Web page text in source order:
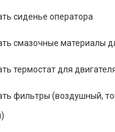
сиденье оператора
смазочные материалы
термостат для
фильтры (воздушный,